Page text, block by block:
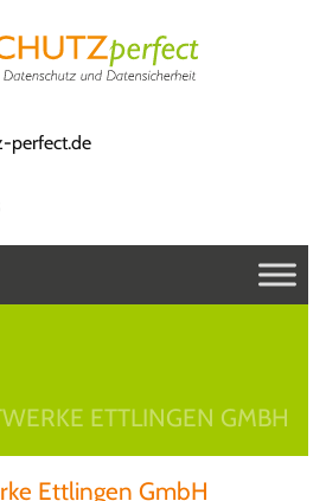
perfect.de
ETTLINGEN GMBH
Ettlingen GmbH